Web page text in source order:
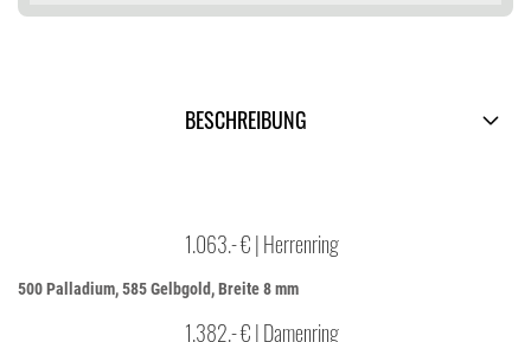
BESCHREIBUNG
1.063.- € | Herrenring
500 Palladium, 585 Gelbgold, Breite 8 mm
1.382.- € | Damenring